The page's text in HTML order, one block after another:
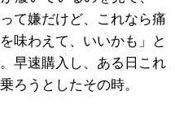
て嫌だけど、これなら痛
味わえて、いいかも」と
早速購入し、ある日これ
ろうとしたその時。